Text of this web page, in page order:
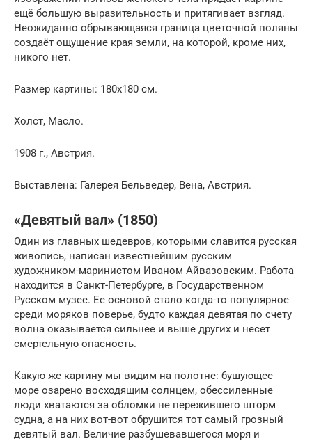
ещё большую выразительность и притягивает взгляд.
Неожиданно обрывающаяся граница цветочной поляны
создаёт ощущение края земли, на которой, кроме них,
никого нет.
Размер картины: 180х180 см.
Холст, Масло.
1908 г., Австрия.
Выставлена: Галерея Бельведер, Вена, Австрия.
«Девятый вал» (1850)
Один из главных шедевров, которыми славится русская
живопись, написан известнейшим русским
художником-маринистом Иваном Айвазовским. Работа
находится в Санкт-Петербурге, в Государственном
Русском музее. Ее основой стало когда-то популярное
среди моряков поверье, будто каждая девятая по счету
волна оказывается сильнее и выше других и несет
смертельную опасность.
Какую же картину мы видим на полотне: бушующее
море озарено восходящим солнцем, обессиленные
люди хватаются за обломки не пережившего шторм
судна, а на них вот-вот обрушится тот самый грозный
девятый вал. Величие разбушевавшегося моря и